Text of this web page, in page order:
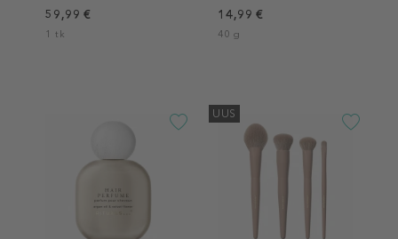
59,99 €
1 tk
14,99 €
40 g
UUS